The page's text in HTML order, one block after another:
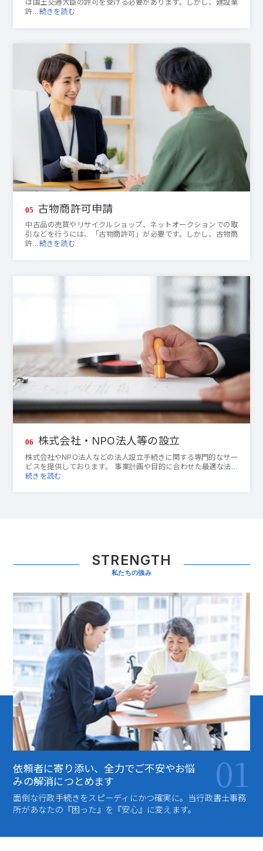
は国土交通大臣の許可を受ける必要があります。しかし、建設業
許…続きを読む
05 古物商許可申請
中古品の売買やリサイクルショップ、ネットオークションでの取
引などを行うには、「古物商許可」が必要です。しかし、古物商
許…続きを読む
06 株式会社・NPO法人等の設立
株式会社やNPO法人などの法人設立手続きに関する専門的なサー
ビスを提供しております。 事業計画や目的に合わせた最適な法…
続きを読む
STRENGTH
私たちの強み
依頼者に寄り添い、全力でご不安やお悩
みの解消につとめます
01
面倒な行政手続きをスピーディにかつ確実に。当行政書士事務
所があなたの『困った』を『安心』に変えます。